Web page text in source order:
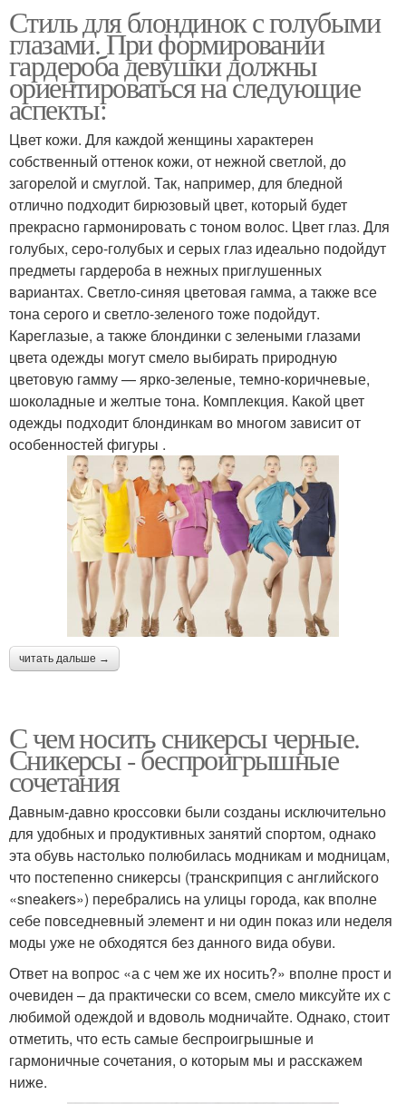
Стиль для блондинок с голубыми
глазами. При формировании
гардероба девушки должны
ориентироваться на следующие
аспекты:
Цвет кожи. Для каждой женщины характерен
собственный оттенок кожи, от нежной светлой, до
загорелой и смуглой. Так, например, для бледной
отлично подходит бирюзовый цвет, который будет
прекрасно гармонировать с тоном волос. Цвет глаз. Для
голубых, серо-голубых и серых глаз идеально подойдут
предметы гардероба в нежных приглушенных
вариантах. Светло-синяя цветовая гамма, а также все
тона серого и светло-зеленого тоже подойдут.
Кареглазые, а также блондинки с зелеными глазами
цвета одежды могут смело выбирать природную
цветовую гамму — ярко-зеленые, темно-коричневые,
шоколадные и желтые тона. Комплекция. Какой цвет
одежды подходит блондинкам во многом зависит от
особенностей фигуры .
читать дальше →
С чем носить сникерсы черные.
Сникерсы - беспроигрышные
сочетания
Давным-давно кроссовки были созданы исключительно
для удобных и продуктивных занятий спортом, однако
эта обувь настолько полюбилась модникам и модницам,
что постепенно сникерсы (транскрипция с английского
«sneakers») перебрались на улицы города, как вполне
себе повседневный элемент и ни один показ или неделя
моды уже не обходятся без данного вида обуви.
Ответ на вопрос «а с чем же их носить?» вполне прост и
очевиден – да практически со всем, смело миксуйте их с
любимой одеждой и вдоволь модничайте. Однако, стоит
отметить, что есть самые беспроигрышные и
гармоничные сочетания, о которым мы и расскажем
ниже.